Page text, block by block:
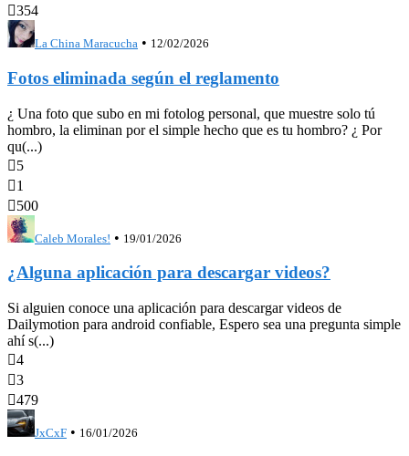
354
La China Maracucha • 12/02/2026
Fotos eliminada según el reglamento
¿ Una foto que subo en mi fotolog personal, que muestre solo tú
hombro, la eliminan por el simple hecho que es tu hombro? ¿ Por
qu(...)
5
1
500
Caleb Morales! • 19/01/2026
¿Alguna aplicación para descargar videos?
Si alguien conoce una aplicación para descargar videos de
Dailymotion para android confiable, Espero sea una pregunta simple
ahí s(...)
4
3
479
JxCxF • 16/01/2026